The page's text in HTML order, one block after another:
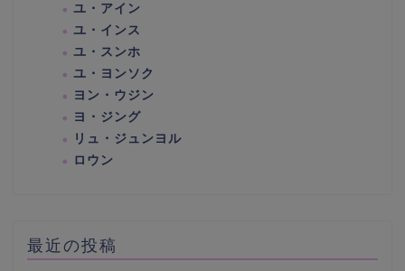
ユ・アイン
ユ・インス
ユ・スンホ
ユ・ヨンソク
ヨン・ウジン
ヨ・ジング
リュ・ジュンヨル
ロウン
最近の投稿